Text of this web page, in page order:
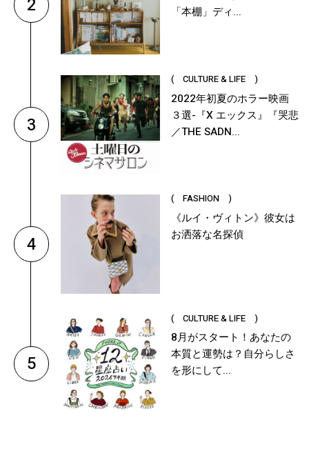
2
「本棚」ディ...
3
( CULTURE & LIFE )
2022年初夏のホラー映画
３選-『X エックス』『哭悲
／THE SADN...
4
( FASHION )
《ルイ・ヴィトン》彼女は
お洒落な名探偵
5
( CULTURE & LIFE )
8月がスタート！あなたの
本質と運勢は？自分らしさ
を形にして...